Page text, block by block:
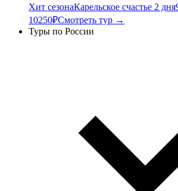
Хит сезонаКарельское счастье 2 дня
10250₽Смотреть тур →
Туры по России